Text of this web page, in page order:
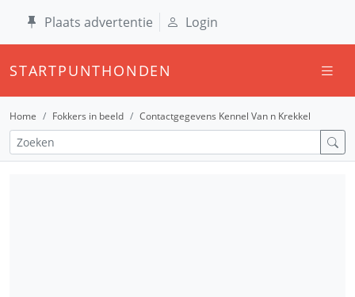
Plaats advertentie Login
STARTPUNTHONDEN
Home Fokkers in beeld Contactgegevens Kennel Van n Krekkel